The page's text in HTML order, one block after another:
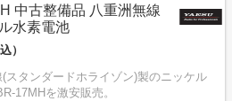
中古整備品 八重洲無線
水素電池
）
スタンダードホライゾン)製のニッケル
17MHを激安販売。